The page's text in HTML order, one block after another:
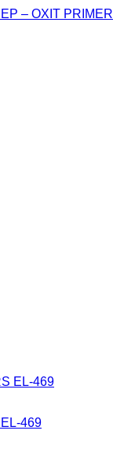
– OXIT PRIMER
469